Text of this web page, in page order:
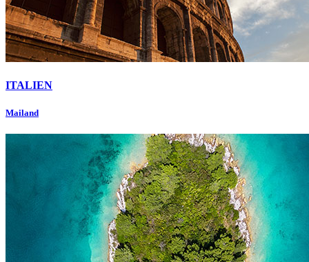
ITALIEN
Mailand